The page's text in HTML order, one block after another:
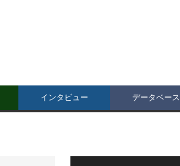
インタビュー データベース